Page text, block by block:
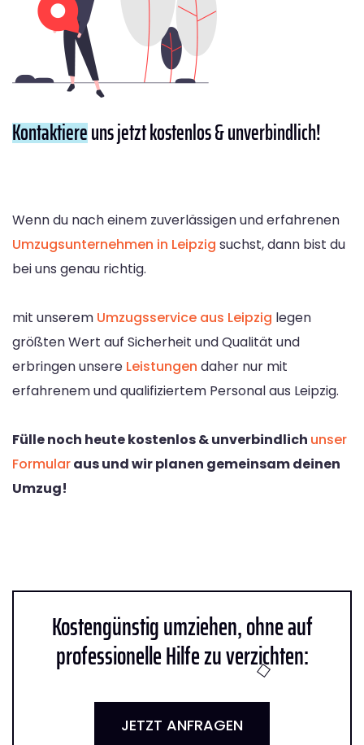
Kontaktiereuns jetzt kostenlos & unverbindlich!
Wenn du nach einem zuverlässigen und erfahrenen
Umzugsunternehmen in Leipzig suchst, dann bist du
bei uns genau richtig.
mit unserem Umzugsservice aus Leipzig legen
größten Wert auf Sicherheit und Qualität und
erbringen unsere Leistungen daher nur mit
erfahrenem und qualifiziertem Personal aus Leipzig.
Fülle noch heute kostenlos & unverbindlich unser
Formularaus und wir planen gemeinsam deinen
Umzug!
Kostengünstig umziehen, ohne auf
professionelle Hilfe zu verzichten:
JETZT ANFRAGEN